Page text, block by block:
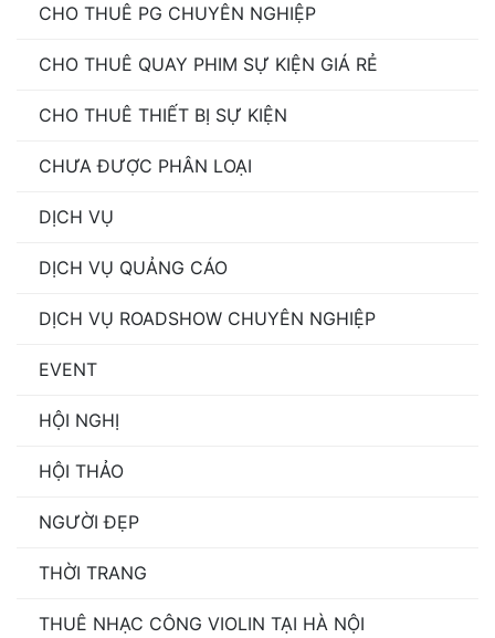
CHO THUÊ PG CHUYÊN NGHIỆP
CHO THUÊ QUAY PHIM SỰ KIỆN GIÁ RẺ
CHO THUÊ THIẾT BỊ SỰ KIỆN
CHƯA ĐƯỢC PHÂN LOẠI
DỊCH VỤ
DỊCH VỤ QUẢNG CÁO
DỊCH VỤ ROADSHOW CHUYÊN NGHIỆP
EVENT
HỘI NGHỊ
HỘI THẢO
NGƯỜI ĐẸP
THỜI TRANG
THUÊ NHẠC CÔNG VIOLIN TẠI HÀ NỘI